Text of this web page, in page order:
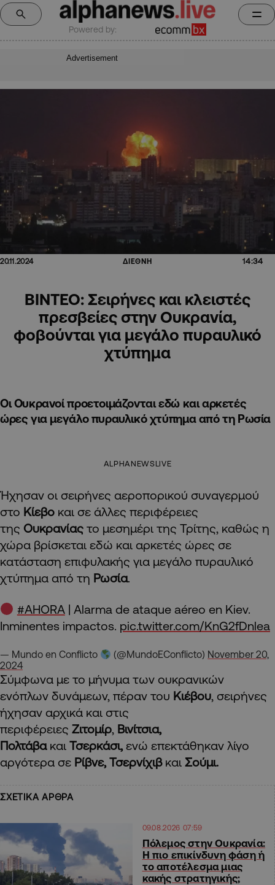
Powered by:
Advertisement
20.11.2024 ΔΙΕΘΝΗ 14:34
ΒΙΝΤΕΟ: Σειρήνες και κλειστές
πρεσβείες στην Ουκρανία,
φοβούνται για μεγάλο πυραυλικό
χτύπημα
Οι Ουκρανοί προετοιμάζονται εδώ και αρκετές
ώρες για μεγάλο πυραυλικό χτύπημα από τη Ρωσία
ALPHANEWSLIVE
Ήχησαν οι σειρήνες αεροπορικού συναγερμού
στο Κίεβο και σε άλλες περιφέρειες
της Ουκρανίας το μεσημέρι της Τρίτης, καθώς η
χώρα βρίσκεται εδώ και αρκετές ώρες σε
κατάσταση επιφυλακής για μεγάλο πυραυλικό
χτύπημα από τη Ρωσία.
#AHORA| Alarma de ataque aéreo en Kiev.
Inminentes impactos. pic.twitter.com/KnG2fDnlea
— Mundo en Conflicto (@MundoEConflicto) November 20,
2024
Σύμφωνα με το μήνυμα των ουκρανικών
ενόπλων δυνάμεων, πέραν του Κιέβου, σειρήνες
ήχησαν αρχικά και στις
περιφέρειες Ζιτομίρ, Βινίτσια,
Πολτάβακαι Τσερκάσι, ενώ επεκτάθηκαν λίγο
αργότερα σε Ρίβνε, Τσερνίχιβ και Σούμι.
ΣΧΕΤΙΚΑ ΑΡΘΡΑ
09.08.2026 07:59
Πόλεμος στην Ουκρανία:
Η πιο επικίνδυνη φάση ή
το αποτέλεσμα μιας
κακής στρατηγικής;